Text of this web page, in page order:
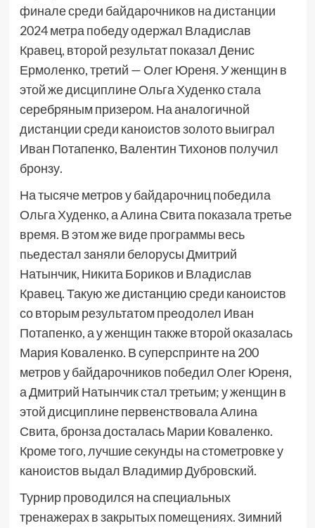
финале среди байдарочников на дистанции
2024 метра победу одержал Владислав
Кравец, второй результат показал Денис
Ермоленко, третий — Олег Юреня. У женщин в
этой же дисциплине Ольга Худенко стала
серебряным призером. На аналогичной
дистанции среди каноистов золото выиграл
Иван Потапенко, Валентин Тихонов получил
бронзу.
На тысяче метров у байдарочниц победила
Ольга Худенко, а Алина Свита показала третье
время. В этом же виде программы весь
пьедестал заняли белорусы Дмитрий
Натынчик, Никита Бориков и Владислав
Кравец. Такую же дистанцию среди каноистов
со вторым результатом преодолел Иван
Потапенко, а у женщин также второй оказалась
Мария Коваленко. В суперспринте на 200
метров у байдарочников победил Олег Юреня,
а Дмитрий Натынчик стал третьим; у женщин в
этой дисциплине первенствовала Алина
Свита, бронза досталась Марии Коваленко.
Кроме того, лучшие секунды на стометровке у
каноистов выдал Владимир Дубровский.
Турнир проводился на специальных
тренажерах в закрытых помещениях. Зимний